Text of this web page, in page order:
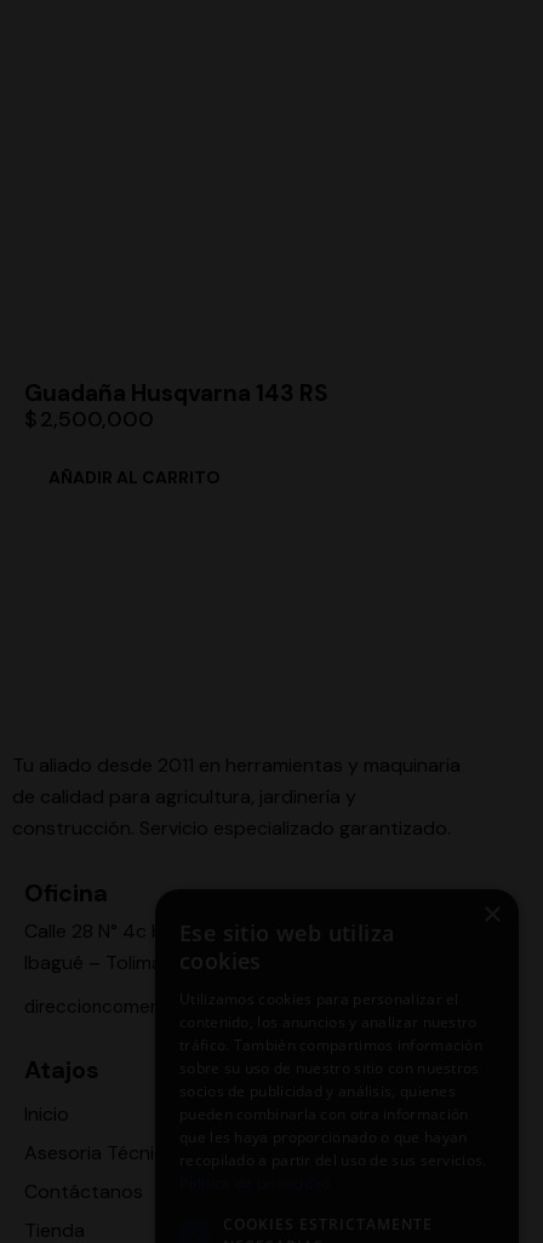
Guadaña Husqvarna 143 RS
$ 2,500,000
Tu aliado desde 2011 en herramientas y maquinaria
de calidad para agricultura, jardinería y
construcción. Servicio especializado garantizado.
Oficina
Calle 28 N° 4c bis -24,
Ibagué – Tolima
direccioncomercial.motoragro@gmail.com
Atajos
Inicio
Asesoria Técnica
Contáctanos
Tienda